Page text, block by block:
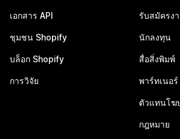
เอกสาร API
ชุมชน Shopify
บล็อก Shopify
การวิจัย
รับสมัครง
นักลงทุน
สื่อสิ่งพิมพ์
พาร์ทเนอร์
ตัวแทนโฆ
กฎหมาย